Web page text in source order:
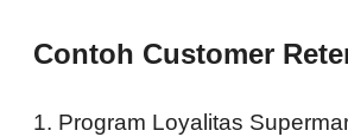
Contoh Customer
1. Program Loyalitas